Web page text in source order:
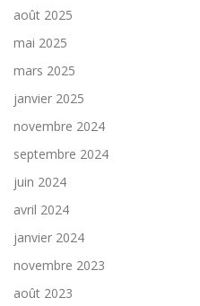
août 2025
mai 2025
mars 2025
janvier 2025
novembre 2024
septembre 2024
juin 2024
avril 2024
janvier 2024
novembre 2023
août 2023